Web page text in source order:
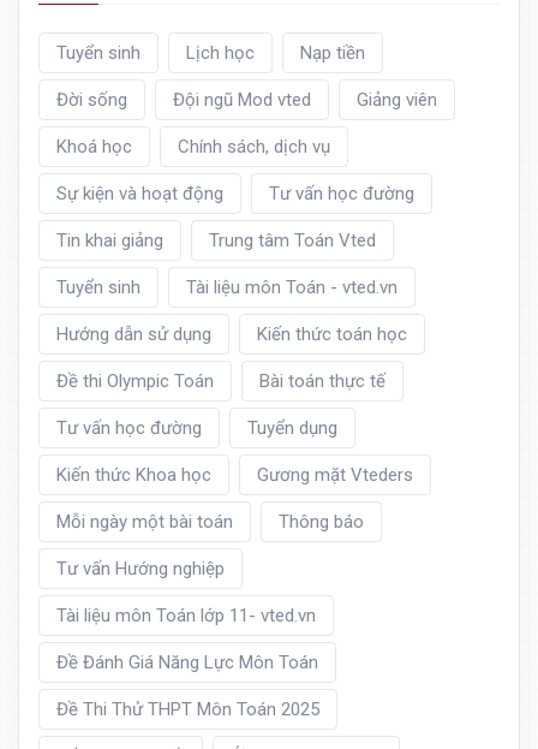
Tuyển sinh Lịch học Nạp tiền
Đời sống Đội ngũ Mod vted Giảng viên
Khoá học Chính sách, dịch vụ
Sự kiện và hoạt động Tư vấn học đường
Tin khai giảng Trung tâm Toán Vted
Tuyển sinh Tài liệu môn Toán - vted.vn
Hướng dẫn sử dụng Kiến thức toán học
Đề thi Olympic Toán Bài toán thực tế
Tư vấn học đường Tuyển dụng
Kiến thức Khoa học Gương mặt Vteders
Mỗi ngày một bài toán Thông báo
Tư vấn Hướng nghiệp
Tài liệu môn Toán lớp 11- vted.vn
Đề Đánh Giá Năng Lực Môn Toán
Đề Thi Thử THPT Môn Toán 2025